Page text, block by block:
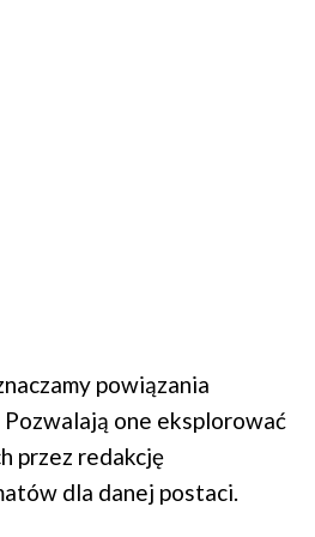
powiązania
one eksplorować
przez redakcję
dla danej postaci.